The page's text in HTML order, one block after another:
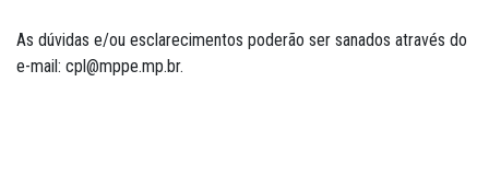
As dúvidas e/ou esclarecimentos poderão ser sanados através do
e-mail: cpl@mppe.mp.br.